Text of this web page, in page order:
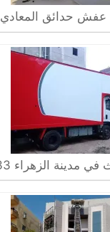
عفش حدائق المعادي
الزهراء 01024112733